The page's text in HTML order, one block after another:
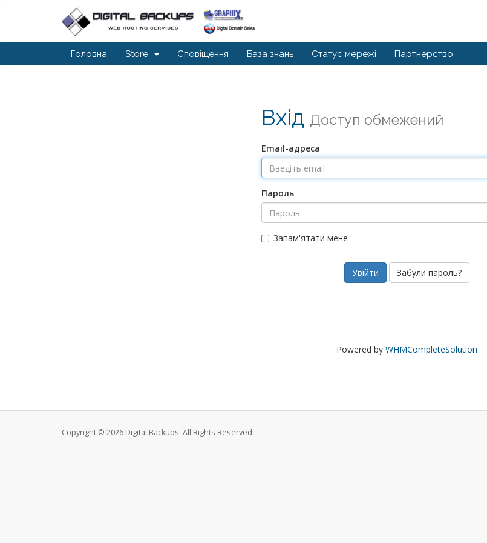
Головна Store Сповіщення База знань Статус мережі Партнерство
Вхід Доступ обмежений
Email-адреса
Пароль
Запам'ятати мене
Забули пароль?
Powered by WHMCompleteSolution
Copyright © 2026 Digital Backups. All Rights Reserved.